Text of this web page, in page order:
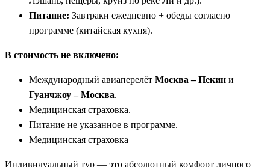
Питание: Завтраки ежедневно + обеды согласно
программе (китайская кухня).
В стоимость не включено:
Международный авиаперелёт Москва – Пекин и
Гуанчжоу – Москва.
Медицинская страховка.
Питание не указанное в программе.
Медицинская страховка
Индивидуальный тур — это абсолютный комфорт личного